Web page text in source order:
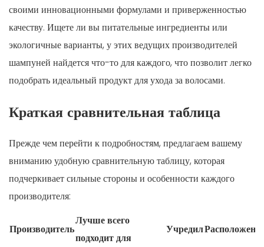
своими инновационными формулами и приверженностью
качеству. Ищете ли вы питательные ингредиенты или
экологичные варианты, у этих ведущих производителей
шампуней найдется что-то для каждого, что позволит легко
подобрать идеальный продукт для ухода за волосами.
Краткая сравнительная таблица
Прежде чем перейти к подробностям, предлагаем вашему
вниманию удобную сравнительную таблицу, которая
подчеркивает сильные стороны и особенности каждого
производителя:
Производитель
Лучше всего
подходит для
Учредил